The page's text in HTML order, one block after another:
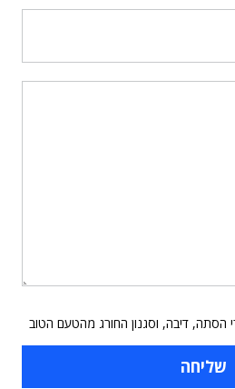
הסתה, דיבה, וסגנון החורג מהטעם הטוב